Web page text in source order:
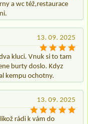
a wc též,restaurace
13. 09. 2025
kluci. Vnuk si to tam
burty doslo. Kdyz
kempu ochotny.
13. 09. 2025
rádi k vám do